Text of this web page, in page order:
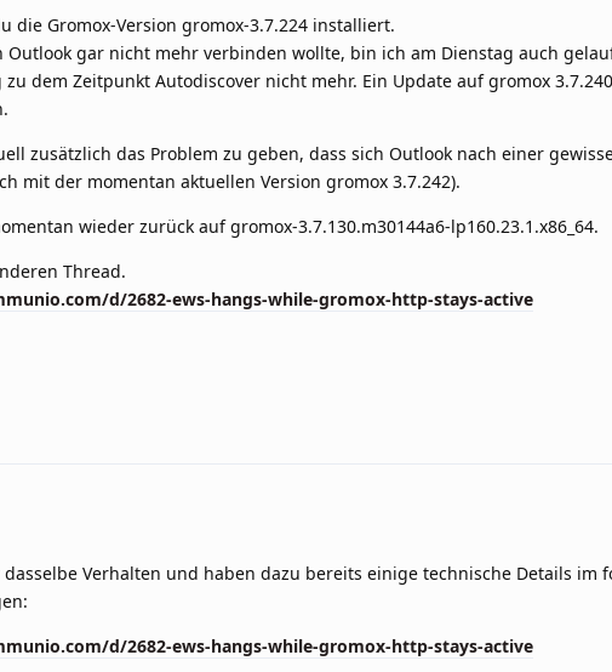
die Gromox-Version gromox-3.7.224 installiert.
Outlook gar nicht mehr verbinden wollte, bin ich am Dienstag auch
dem Zeitpunkt Autodiscover nicht mehr. Ein Update auf gromox
zusätzlich das Problem zu geben, dass sich Outlook nach einer
mit der momentan aktuellen Version gromox 3.7.242).
wieder zurück auf gromox-3.7.130.m30144a6-lp160.23.1.x86_64.
Thread.
d/2682-ews-hangs-while-gromox-http-stays-active
Verhalten und haben dazu bereits einige technische Details im
d/2682-ews-hangs-while-gromox-http-stays-active